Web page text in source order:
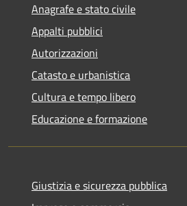
Anagrafe e stato civile
Appalti pubblici
Autorizzazioni
Catasto e urbanistica
Cultura e tempo libero
Educazione e formazione
Giustizia e sicurezza pubblica